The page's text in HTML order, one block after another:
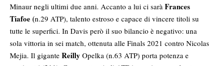
Minaur negli ultimi due anni. Accanto a lui ci sarà Frances
Tiafoe (n.29 ATP), talento estroso e capace di vincere titoli su
tutte le superfici. In Davis però il suo bilancio è negativo: una
sola vittoria in sei match, ottenuta alle Finals 2021 contro Nicolas
Mejia. Il gigante Reilly Opelka (n.63 ATP) porta potenza e